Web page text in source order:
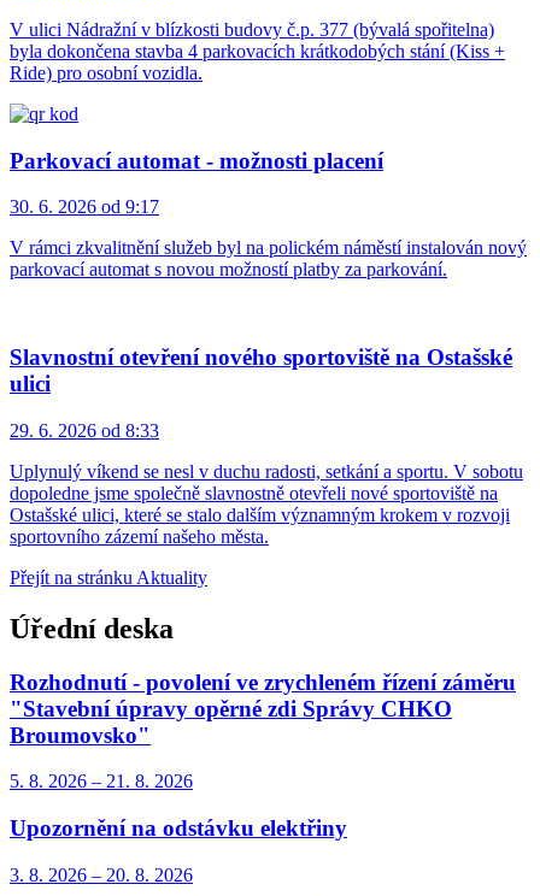
V ulici Nádražní v blízkosti budovy č.p. 377 (bývalá spořitelna)
byla dokončena stavba 4 parkovacích krátkodobých stání (Kiss +
Ride) pro osobní vozidla.
Parkovací automat - možnosti placení
30. 6. 2026 od 9:17
V rámci zkvalitnění služeb byl na polickém náměstí instalován nový
parkovací automat s novou možností platby za parkování.
Slavnostní otevření nového sportoviště na Ostašské
ulici
29. 6. 2026 od 8:33
Uplynulý víkend se nesl v duchu radosti, setkání a sportu. V sobotu
dopoledne jsme společně slavnostně otevřeli nové sportoviště na
Ostašské ulici, které se stalo dalším významným krokem v rozvoji
sportovního zázemí našeho města.
Přejít na stránku Aktuality
Úřední deska
Rozhodnutí - povolení ve zrychleném řízení záměru
"Stavební úpravy opěrné zdi Správy CHKO
Broumovsko"
5. 8. 2026 – 21. 8. 2026
Upozornění na odstávku elektřiny
3. 8. 2026 – 20. 8. 2026